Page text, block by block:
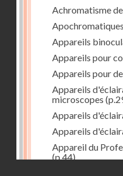
Achromatisme
Appareils
Appareils pour
Appareils pour
Appareils
microscopes
Appareils
Appareils
Appareil du
(p.44)